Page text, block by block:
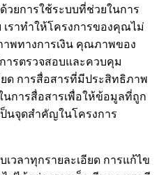
วยการใช้ระบบที่ช่วยในการ
ราทำให้โครงการของคุณไม่
พทางการเงิน คุณภาพของ
ารตรวจสอบและควบคุม
ด การสื่อสารที่มีประสิทธิภาพ
นการสื่อสารเพื่อให้ข้อมูลที่ถูก
นจุดสำคัญในโครงการ
เวลาทุกรายละเอียด การแก้ไข